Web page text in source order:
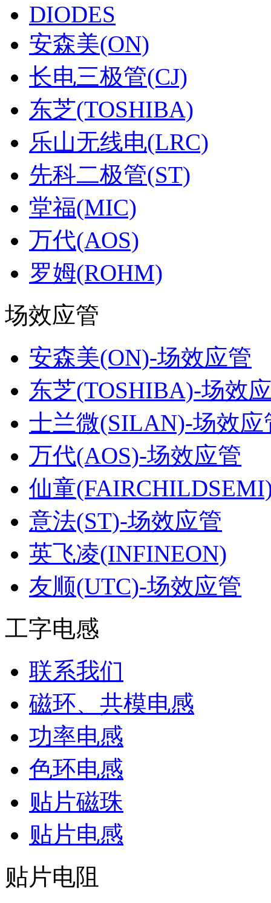
DIODES
安森美(ON)
长电三极管(CJ)
东芝(TOSHIBA)
乐山无线电(LRC)
先科二极管(ST)
堂福(MIC)
万代(AOS)
罗姆(ROHM)
场效应管
安森美(ON)-场效应管
东芝(TOSHIBA)-场效
士兰微(SILAN)-场效应
万代(AOS)-场效应管
仙童
意法(ST)-场效应管
英飞凌(INFINEON)
友顺(UTC)-场效应管
工字电感
联系我们
磁环、共模电感
功率电感
色环电感
贴片磁珠
贴片电感
贴片电阻